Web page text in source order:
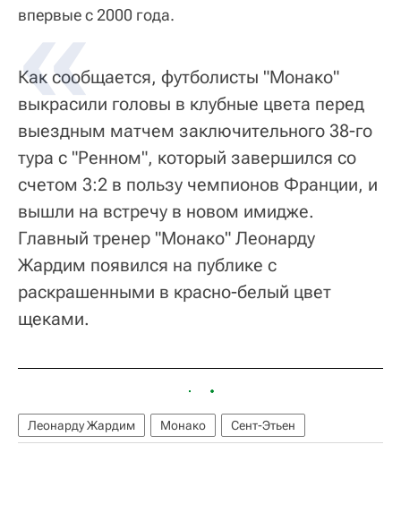
впервые с 2000 года.
Как сообщается, футболисты "Монако"
выкрасили головы в клубные цвета перед
выездным матчем заключительного 38-го
тура с "Ренном", который завершился со
счетом 3:2 в пользу чемпионов Франции, и
вышли на встречу в новом имидже.
Главный тренер "Монако" Леонарду
Жардим появился на публике с
раскрашенными в красно-белый цвет
щеками.
Леонарду Жардим Монако Сент-Этьен